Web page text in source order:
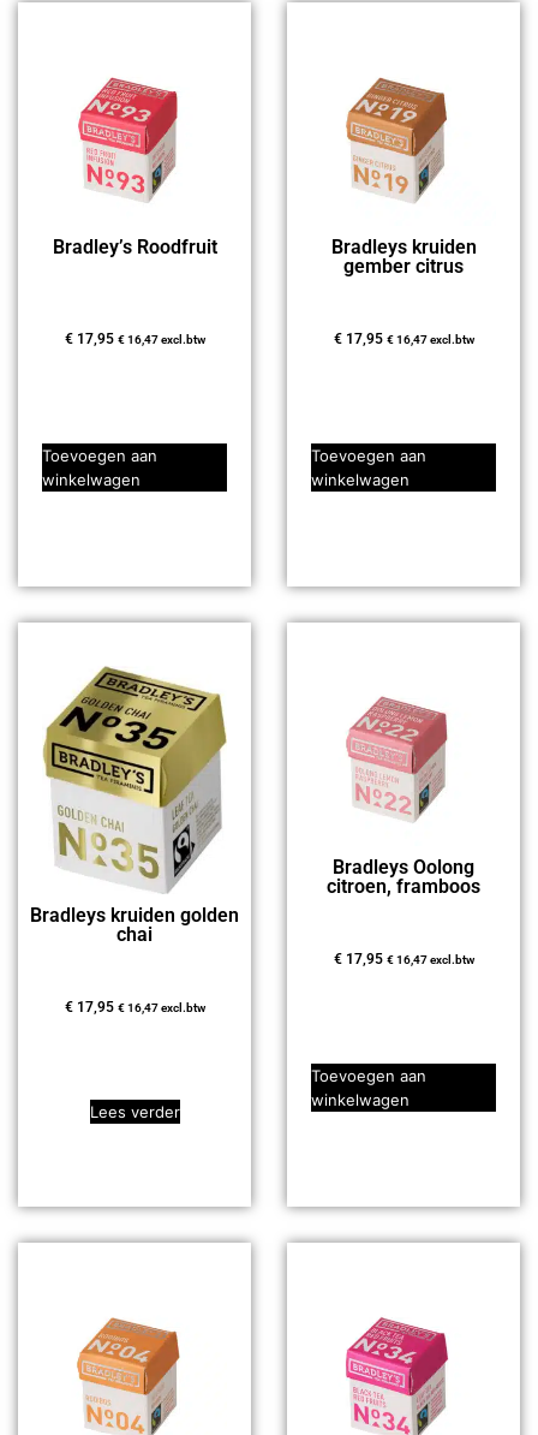
Bradley’s Roodfruit
€17,95 €16,47excl.btw
Toevoegen aan
winkelwagen
Bradleys kruiden
gember citrus
€17,95 €16,47excl.btw
Toevoegen aan
winkelwagen
Bradleys kruiden golden
chai
€17,95 €16,47excl.btw
Lees verder
Bradleys Oolong
citroen, framboos
€17,95 €16,47excl.btw
Toevoegen aan
winkelwagen